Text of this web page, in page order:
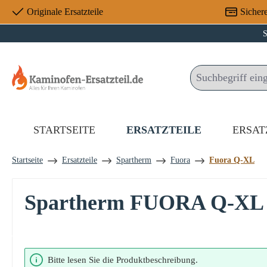
Hauptinhalt springen
Zur Suche springen
Zur Hauptnavigation springen
Originale Ersatzteile
STARTSEITE ERSATZTEILE
Startseite Ersatzteile Spartherm Fuora Fuora Q-XL
Spartherm FUORA Q-XL
Bildergalerie überspringen
Bitte lesen Sie die Produktbeschreibung.